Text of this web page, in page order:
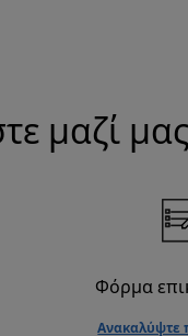
μαζί μας
Φόρμα
Ανακαλύψτε